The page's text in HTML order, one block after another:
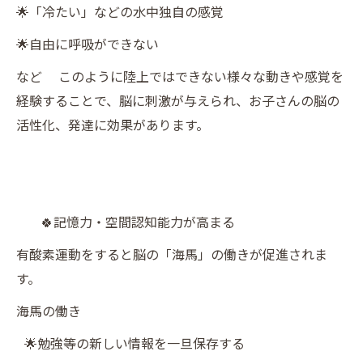
🌟「冷たい」などの水中独自の感覚
🌟自由に呼吸ができない
など このように陸上ではできない様々な動きや感覚を
経験することで、脳に刺激が与えられ、お子さんの脳の
活性化、発達に効果があります。
🍀記憶力・空間認知能力が高まる
有酸素運動をすると脳の「海馬」の働きが促進されま
す。
海馬の働き
🌟勉強等の新しい情報を一旦保存する